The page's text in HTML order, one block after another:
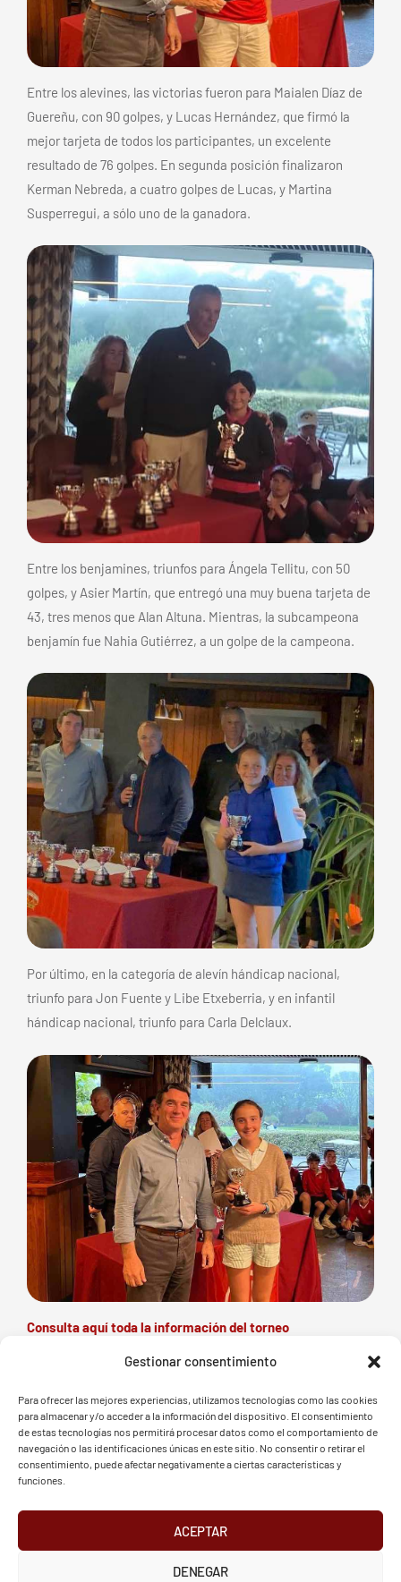
Gestionar consentimiento
Para ofrecer las mejores experiencias, utilizamos tecnologías como las cookies
para almacenar y/o acceder a la información del dispositivo. El consentimiento
de estas tecnologías nos permitirá procesar datos como el comportamiento de
navegación o las identificaciones únicas en este sitio. No consentir o retirar el
consentimiento, puede afectar negativamente a ciertas características y
funciones.
ACEPTAR
DENEGAR
Entre los alevines, las victorias fueron para Maialen Díaz de
Guereñu, con 90 golpes, y Lucas Hernández, que firmó la
mejor tarjeta de todos los participantes, un excelente
resultado de 76 golpes. En segunda posición finalizaron
Kerman Nebreda, a cuatro golpes de Lucas, y Martina
Susperregui, a sólo uno de la ganadora.
Entre los benjamines, triunfos para Ángela Tellitu, con 50
golpes, y Asier Martín, que entregó una muy buena tarjeta de
43, tres menos que Alan Altuna. Mientras, la subcampeona
benjamín fue Nahia Gutiérrez, a un golpe de la campeona.
Por último, en la categoría de alevín hándicap nacional,
triunfo para Jon Fuente y Libe Etxeberria, y en infantil
hándicap nacional, triunfo para Carla Delclaux.
Consulta aquí toda la información del torneo
Previous
Mónica Salinas y Carlos
Uncetabarrenechea,
campeones de Bizkaia
Next
Consulta los resultados